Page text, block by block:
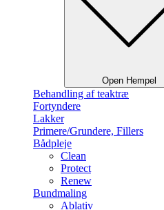
Open Hempel
Behandling af teaktræ
Fortyndere
Lakker
Primere/Grundere, Fillers
Bådpleje
Clean
Protect
Renew
Bundmaling
Ablativ